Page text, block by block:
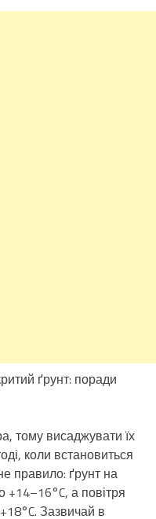
ґрунт: поради
тому висаджувати їх
коли встановиться
правило: ґрунт на
+14–16°C, а повітря
Зазвичай в